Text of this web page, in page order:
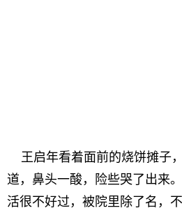
王启年看着面前的烧饼摊子
道，鼻头一酸，险些哭了出来
活很不好过，被院里除了名，